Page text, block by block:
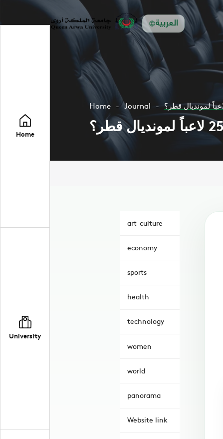
العربية
Home
University
Home Journal
art-culture
economy
sports
health
technology
women
world
panorama
Website link